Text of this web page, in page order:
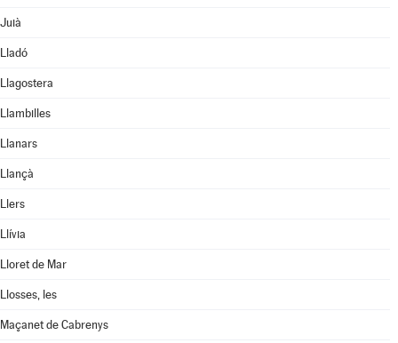
Juià
Lladó
Llagostera
Llambilles
Llanars
Llançà
Llers
Llívia
Lloret de Mar
Llosses, les
Maçanet de Cabrenys